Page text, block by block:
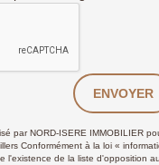
ENVOYER
par NORD-ISERE
Conformément à la loi «
l'existence de la liste